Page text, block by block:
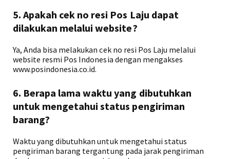
5. Apakah cek no resi Pos Laju dapat
dilakukan melalui website?
Ya, Anda bisa melakukan cek no resi Pos Laju melalui
website resmi Pos Indonesia dengan mengakses
www.posindonesia.co.id.
6. Berapa lama waktu yang dibutuhkan
untuk mengetahui status pengiriman
barang?
Waktu yang dibutuhkan untuk mengetahui status
pengiriman barang tergantung pada jarak pengiriman